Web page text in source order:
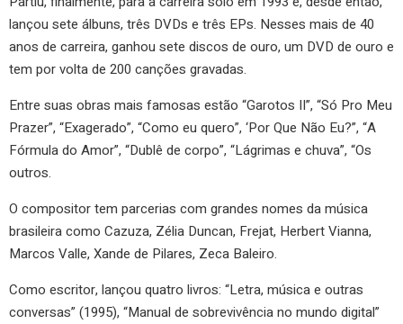
lançou sete álbuns, três DVDs e três EPs. Nesses mais de 40
anos de carreira, ganhou sete discos de ouro, um DVD de ouro e
tem por volta de 200 canções gravadas.
Entre suas obras mais famosas estão “Garotos II”, “Só Pro Meu
Prazer”, “Exagerado”, “Como eu quero”, ‘Por Que Não Eu?”, “A
Fórmula do Amor”, “Dublê de corpo”, “Lágrimas e chuva”, “Os
outros.
O compositor tem parcerias com grandes nomes da música
brasileira como Cazuza, Zélia Duncan, Frejat, Herbert Vianna,
Marcos Valle, Xande de Pilares, Zeca Baleiro.
Como escritor, lançou quatro livros: “Letra, música e outras
conversas” (1995), “Manual de sobrevivência no mundo digital”